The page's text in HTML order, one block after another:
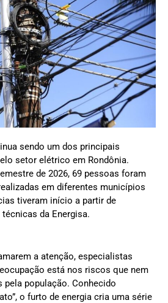
sendo um dos principais
setor elétrico em Rondônia.
de 2026, 69 pessoas foram
em diferentes municípios
tiveram início a partir de
da Energisa.
a atenção, especialistas
está nos riscos que nem
pela população. Conhecido
o furto de energia cria uma série